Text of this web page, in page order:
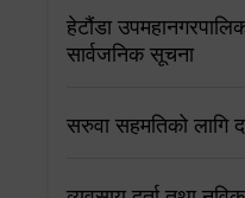
हेटौंडा
सार्वजनिक सूचना
सरुवा सहमतिको लागि